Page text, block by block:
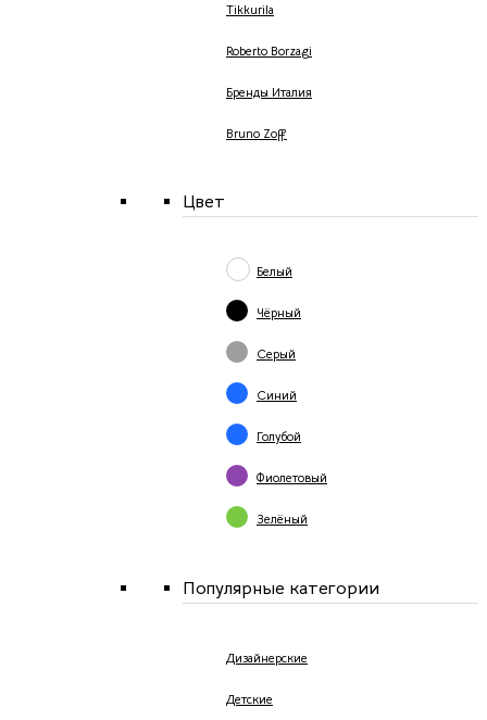
Tikkurila
Roberto Borzagi
Бренды Италия
Bruno Zoff
Цвет
Белый
Чёрный
Серый
Синий
Голубой
Фиолетовый
Зелёный
Популярные категории
Дизайнерские
Детские